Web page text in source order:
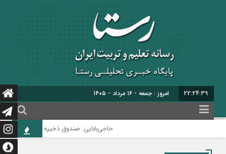
22:24:40 امروز : جمعه - ۱۶ مرداد - ۱۴۰۵
حاجی‌بابایی: صندوق ذخیره فرهنگیان